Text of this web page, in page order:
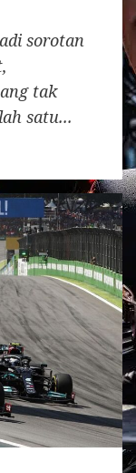
sorotan
tak
satu...